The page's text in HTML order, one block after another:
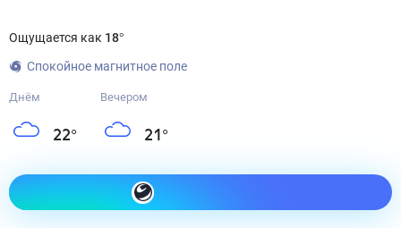
Ощущается как 18°
Спокойное магнитное поле
Днём
22°
Вечером
21 °
Как одеться сегодня